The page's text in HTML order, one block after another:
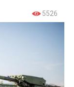
5526